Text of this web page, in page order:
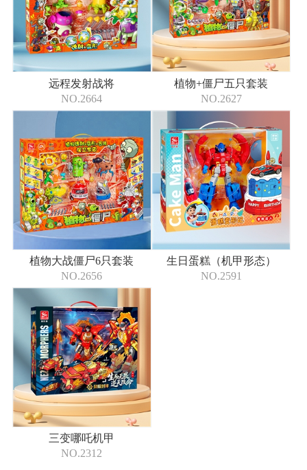
远程发射战将
NO.2664
植物+僵尸五只套装
NO.2627
植物大战僵尸6只套装
NO.2656
生日蛋糕（机甲形态）
NO.2591
三变哪吒机甲
NO.2312